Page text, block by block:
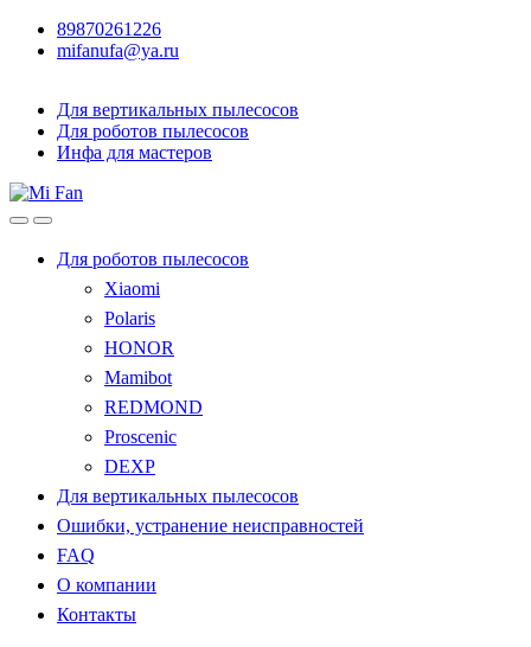
89870261226
mifanufa@ya.ru
Для вертикальных пылесосов
Для роботов пылесосов
Инфа для мастеров
Для роботов пылесосов
Xiaomi
Polaris
HONOR
Mamibot
REDMOND
Proscenic
DEXP
Для вертикальных пылесосов
Ошибки, устранение неисправностей
FAQ
О компании
Контакты